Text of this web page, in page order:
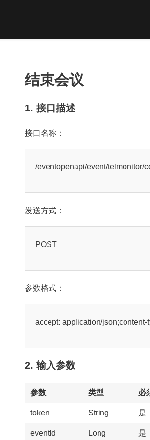
结束会议
1. 接口描述
接口名称：
/eventopenapi/event/telmonitor/
发送方式：
POST
参数格式：
accept: application/
2. 输入参数
参数 类型 必
token String 是
eventId Long 是